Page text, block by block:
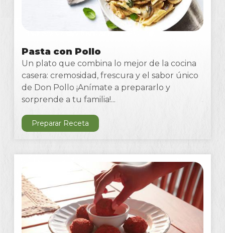
Pasta con Pollo
Un plato que combina lo mejor de la cocina
casera: cremosidad, frescura y el sabor único
de Don Pollo ¡Anímate a prepararlo y
sorprende a tu familia!...
Preparar Receta